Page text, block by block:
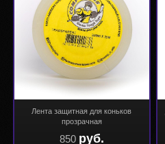
Лента защитная для коньков
прозрачная
850 руб.